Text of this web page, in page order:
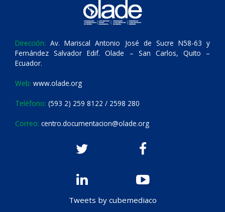
Dirección: Av. Mariscal Antonio José de Sucre N58-63 y
Fernández Salvador Edif. Olade – San Carlos, Quito –
Ecuador.
Web: www.olade.org
Teléfono: (593 2) 259 8122 / 2598 280
Correo: centro.documentacion@olade.org
Tweets by cubemediaco